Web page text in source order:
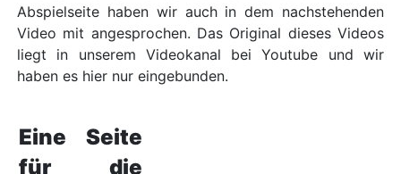
Abspielseite haben wir auch in dem nachstehenden
Video mit angesprochen. Das Original dieses Videos
liegt in unserem Videokanal bei Youtube und wir
haben es hier nur eingebunden.
Eine Seite
für die